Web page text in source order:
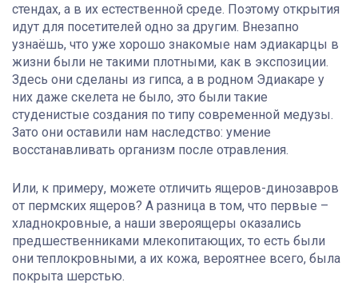
стендах, а в их естественной среде. Поэтому открытия
идут для посетителей одно за другим. Внезапно
узнаёшь, что уже хорошо знакомые нам эдиакарцы в
жизни были не такими плотными, как в экспозиции.
Здесь они сделаны из гипса, а в родном Эдиакаре у
них даже скелета не было, это были такие
студенистые создания по типу современной медузы.
Зато они оставили нам наследство: умение
восстанавливать организм после отравления.
Или, к примеру, можете отличить ящеров-динозавров
от пермских ящеров? А разница в том, что первые –
хладнокровные, а наши звероящеры оказались
предшественниками млекопитающих, то есть были
они теплокровными, а их кожа, вероятнее всего, была
покрыта шерстью.